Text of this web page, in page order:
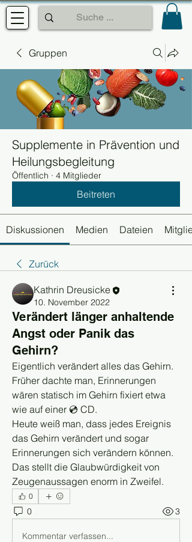
Gruppen
Supplemente in Prävention und
Heilungsbegleitung
Öffentlich · 4 Mitglieder
Beitreten
Diskussionen Medien Dateien
Zurück
Kathrin Dreusicke
10. November 2022
Verändert länger anhaltende
Angst oder Panik das
Gehirn?
Eigentlich verändert alles das Gehirn.
Früher dachte man, Erinnerungen
wären statisch im Gehirn fixiert etwa
wie auf einer 💿 CD.
Heute weiß man, dass jedes Ereignis
das Gehirn verändert und sogar
Erinnerungen sich verändern können.
Das stellt die Glaubwürdigkeit von
Zeugenaussagen enorm in Zweifel.
0
0 3
Kommentar verfassen...